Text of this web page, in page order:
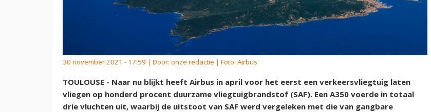
30 november 2021 - 17:59 | Door: onze redactie | Foto: Airbus
TOULOUSE - Naar nu blijkt heeft Airbus in april voor het eerst een verkeersvliegtuig laten
vliegen op honderd procent duurzame vliegtuigbrandstof (SAF). Een A350 voerde in totaal
drie vluchten uit, waarbij de uitstoot van SAF werd vergeleken met die van gangbare